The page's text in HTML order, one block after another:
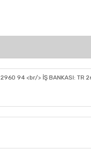
94 <br/> İŞ BANKASI: TR